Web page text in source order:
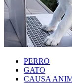
PERRO
GATO
CAUSA